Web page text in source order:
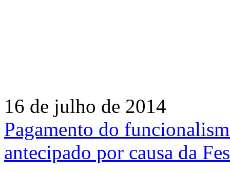
16 de julho de 2014
Pagamento do
antecipado por causa da